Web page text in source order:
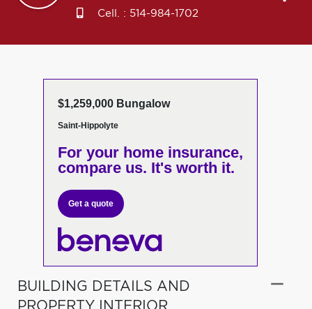
Cell. : 514-984-1702
$1,259,000 Bungalow
Saint-Hippolyte
For your home insurance,
compare us. It's worth it.
Get a quote
BUILDING DETAILS AND
PROPERTY INTERIOR